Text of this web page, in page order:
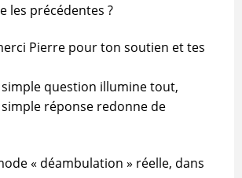
les précédentes ?
Pierre pour ton soutien et tes
question illumine tout,
réponse redonne de
« déambulation » réelle, dans